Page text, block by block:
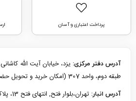
پرداخت اعتباری و آسان
آدرس دفتر مرکزی: یزد، خیابان آیت الله
طبقه دوم، واحد 307 (امکان خرید و تحویل حضوری وجود ندارد)
آدرس انبار: